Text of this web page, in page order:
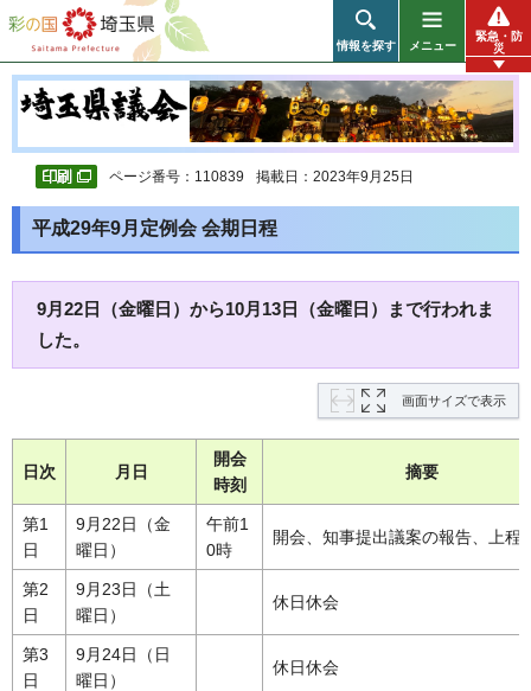
彩の国 埼玉県
情報を探す メニュー
緊急・防
災
ページ番号：110839 掲載日：2023年9月25日
平成29年9月定例会 会期日程
9月22日（金曜日）から10月13日（金曜日）まで行われま
した。
画面サイズで表示
日次 月日
開会
時刻
摘要
第1
日
9月22日（金
曜日）
午前1
0時
開会、知事提出議案の報告、上程
第2
日
9月23日（土
曜日）
休日休会
第3
日
9月24日（日
曜日）
休日休会